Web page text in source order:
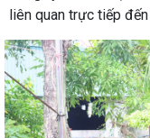
liên quan trực tiếp